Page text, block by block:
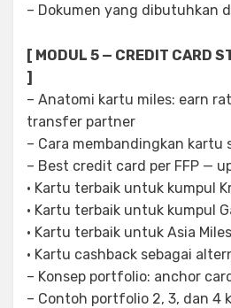
– Dokumen yang dibutuhkan
[ MODUL 5 — CREDIT CARD
]
– Anatomi kartu miles: earn
transfer partner
– Cara membandingkan kartu
– Best credit card per FFP —
· Kartu terbaik untuk kumpul
· Kartu terbaik untuk kumpul
· Kartu terbaik untuk Asia Miles
· Kartu cashback sebagai
– Konsep portfolio: anchor
– Contoh portfolio 2, 3, dan 4